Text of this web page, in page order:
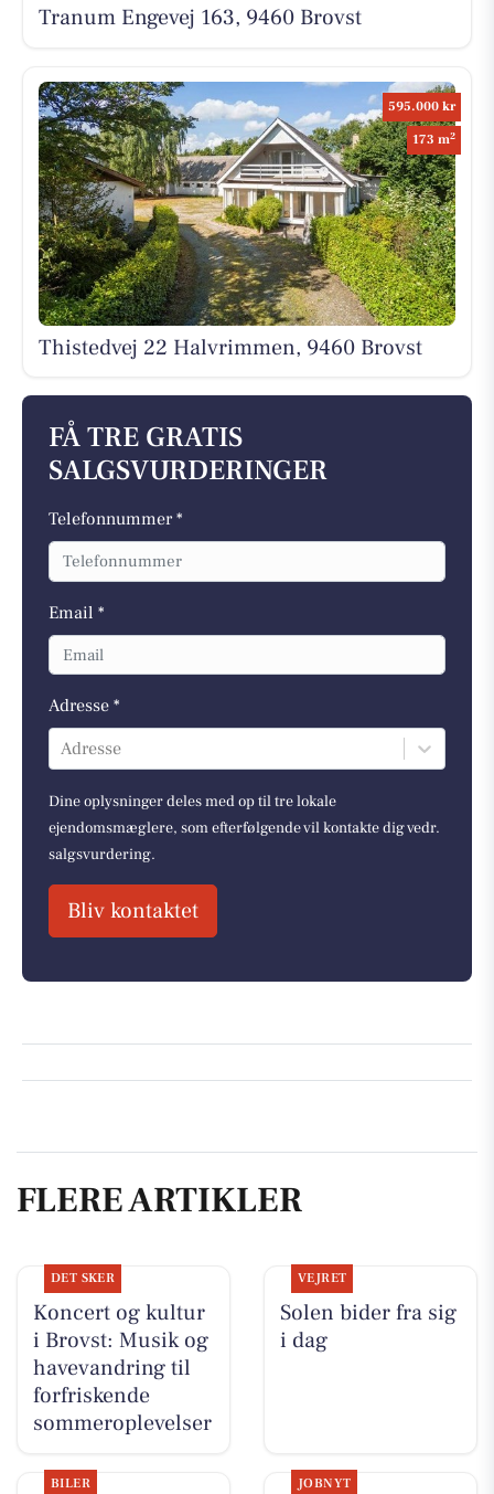
Tranum Engevej 163, 9460 Brovst
595.000 kr
173 m2
Thistedvej 22 Halvrimmen, 9460 Brovst
FÅ TRE GRATIS
SALGSVURDERINGER
Telefonnummer *
Email *
Adresse *
Adresse
Dine oplysninger deles med op til tre lokale
ejendomsmæglere, som efterfølgende vil kontakte dig vedr.
salgsvurdering.
Bliv kontaktet
FLERE ARTIKLER
DET SKER
Koncert og kultur
i Brovst: Musik og
havevandring til
forfriskende
sommeroplevelser
VEJRET
Solen bider fra sig
i dag
BILER JOBNYT